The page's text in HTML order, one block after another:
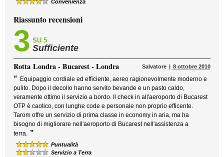
Convenienza
Riassunto recensioni
3 SU 5
Sufficiente
RottaLondra - Bucarest - Londra Salvatore 8 ottobre 2010
“ Equipaggio cordiale ed efficiente, aereo ragionevolmente moderno e
pulito. Dopo il decollo hanno servito bevande e un pasto caldo,
veramente ottimo il servizio a bordo. Il check in all'aeroporto di Bucarest
OTP è caotico, con lunghe code e personale non proprio efficente.
Tarom offre un servizio di prima classe in economy in aria, ma ha
bisogno di migliorare nell'aeroporto di Bucarest nell'assistenza a
terra. ”
Puntualità
Servizio a Terra